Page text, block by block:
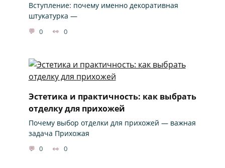
Вступление: почему именно декоративная
штукатурка —
0 0
Эстетика и практичность: как выбрать
отделку для прихожей
Почему выбор отделки для прихожей — важная
задача Прихожая
0 0